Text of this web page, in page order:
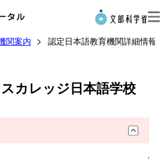
本語教員養成機関案内
関案内 認定日本語教育機関詳細情報
カレッジ日本語学校